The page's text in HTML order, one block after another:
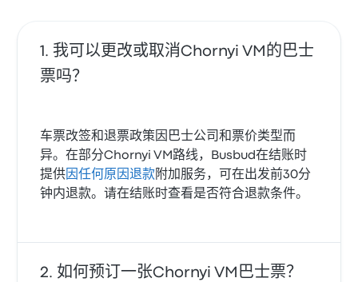
我可以更改或取消Chornyi VM的巴士
票吗？
车票改签和退票政策因巴士公司和票价类型而
异。在部分Chornyi VM路线，Busbud在结账时
提供 因任何原因退款 附加服务，可在出发前30分
钟内退款。请在结账时查看是否符合退款条件。
如何预订一张Chornyi VM巴士票？